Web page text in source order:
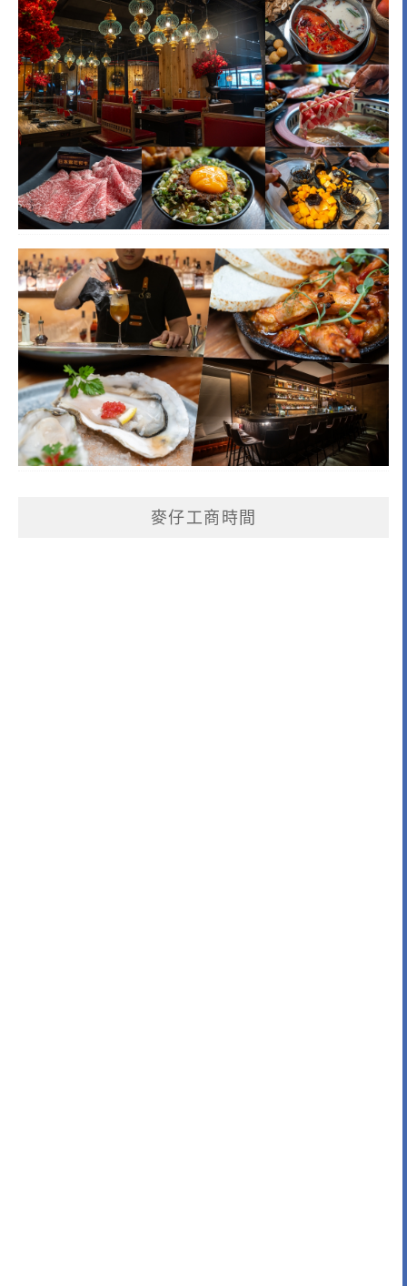
麥仔工商時間